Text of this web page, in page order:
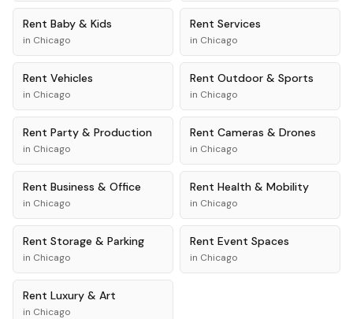
Rent Baby & Kids
in Chicago
Rent Services
in Chicago
Rent Vehicles
in Chicago
Rent Outdoor & Sports
in Chicago
Rent Party & Production
in Chicago
Rent Cameras & Drones
in Chicago
Rent Business & Office
in Chicago
Rent Health & Mobility
in Chicago
Rent Storage & Parking
in Chicago
Rent Event Spaces
in Chicago
Rent Luxury & Art
in Chicago